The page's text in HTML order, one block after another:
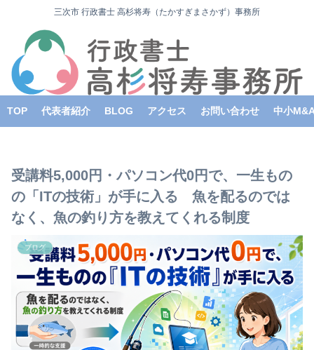
三次市 行政書士 高杉将寿（たかすぎまさかず）事務所
TOP 代表者紹介 BLOG アクセス お問い合わせ 中小
受講料5,000円・パソコン代0円で、一生もの
の「ITの技術」が手に入る 魚を配るのでは
なく、魚の釣り方を教えてくれる制度
ブログ